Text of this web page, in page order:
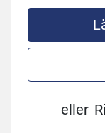
eller